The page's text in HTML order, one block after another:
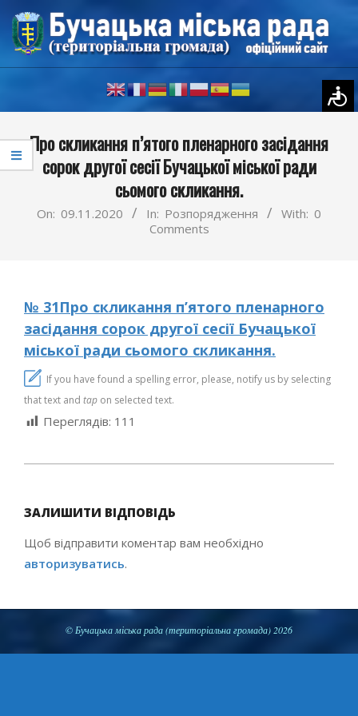
Skip
content
Navigation
Menu
Про скликання п’ятого пленарного засідання
сорок другої сесії Бучацької міської ради
сьомого скликання.
On: 09.11.2020 In: Розпорядження With: 0
Comments
№ 31Про скликання п’ятого пленарного
засідання сорок другої сесії Бучацької
міської ради сьомого скликання.
If you have found a spelling error, please, notify us by selecting
that text and tap on selected text.
Переглядів: 111
09
ЗАЛИШИТИ ВІДПОВІДЬ
Щоб відправити коментар вам необхідно
авторизуватись.
© Бучацька міська рада (територіальна громада) 2026